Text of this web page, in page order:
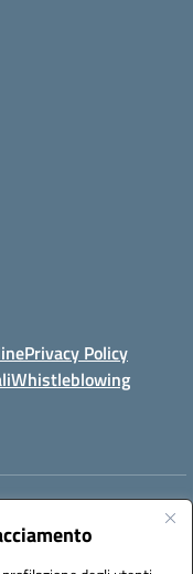
Privacy Policy
Whistleblowing